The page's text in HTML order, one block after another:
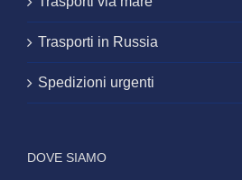
Trasporti in Russia
Spedizioni urgenti
DOVE SIAMO